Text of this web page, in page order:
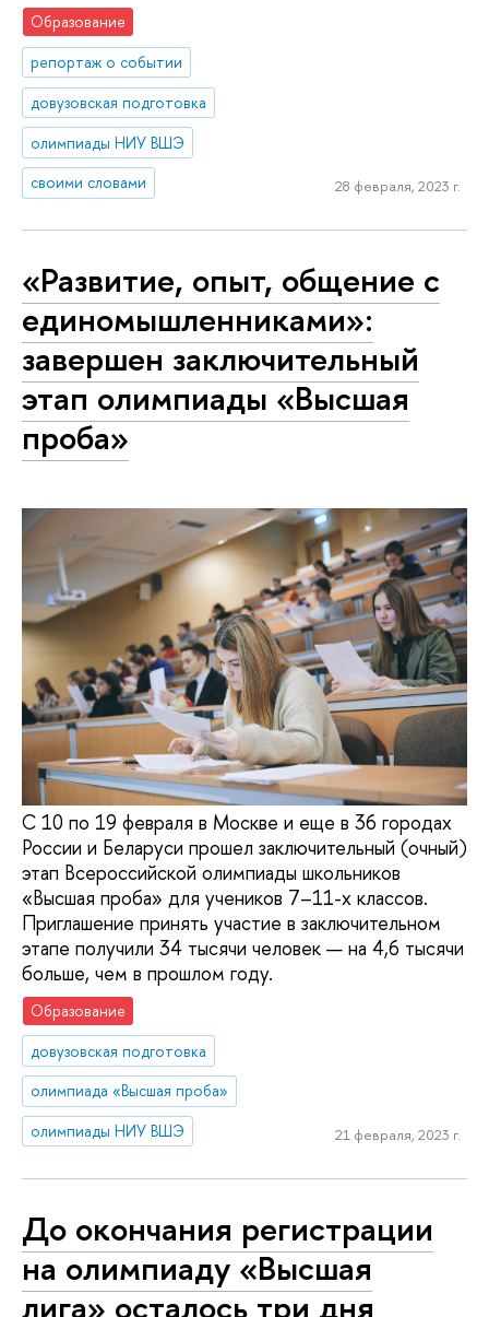
Образование
репортаж о событии
довузовская подготовка
олимпиады НИУ ВШЭ
своими словами
28 февраля, 2023 г.
«Развитие, опыт, общение с
единомышленниками»:
завершен заключительный
этап олимпиады «Высшая
проба»
С 10 по 19 февраля в Москве и еще в 36 городах
России и Беларуси прошел заключительный (очный)
этап Всероссийской олимпиады школьников
«Высшая проба» для учеников 7–11-х классов.
Приглашение принять участие в заключительном
этапе получили 34 тысячи человек — на 4,6 тысячи
больше, чем в прошлом году.
Образование
довузовская подготовка
олимпиада «Высшая проба»
олимпиады НИУ ВШЭ
21 февраля, 2023 г.
До окончания регистрации
на олимпиаду «Высшая
лига» осталось три дня